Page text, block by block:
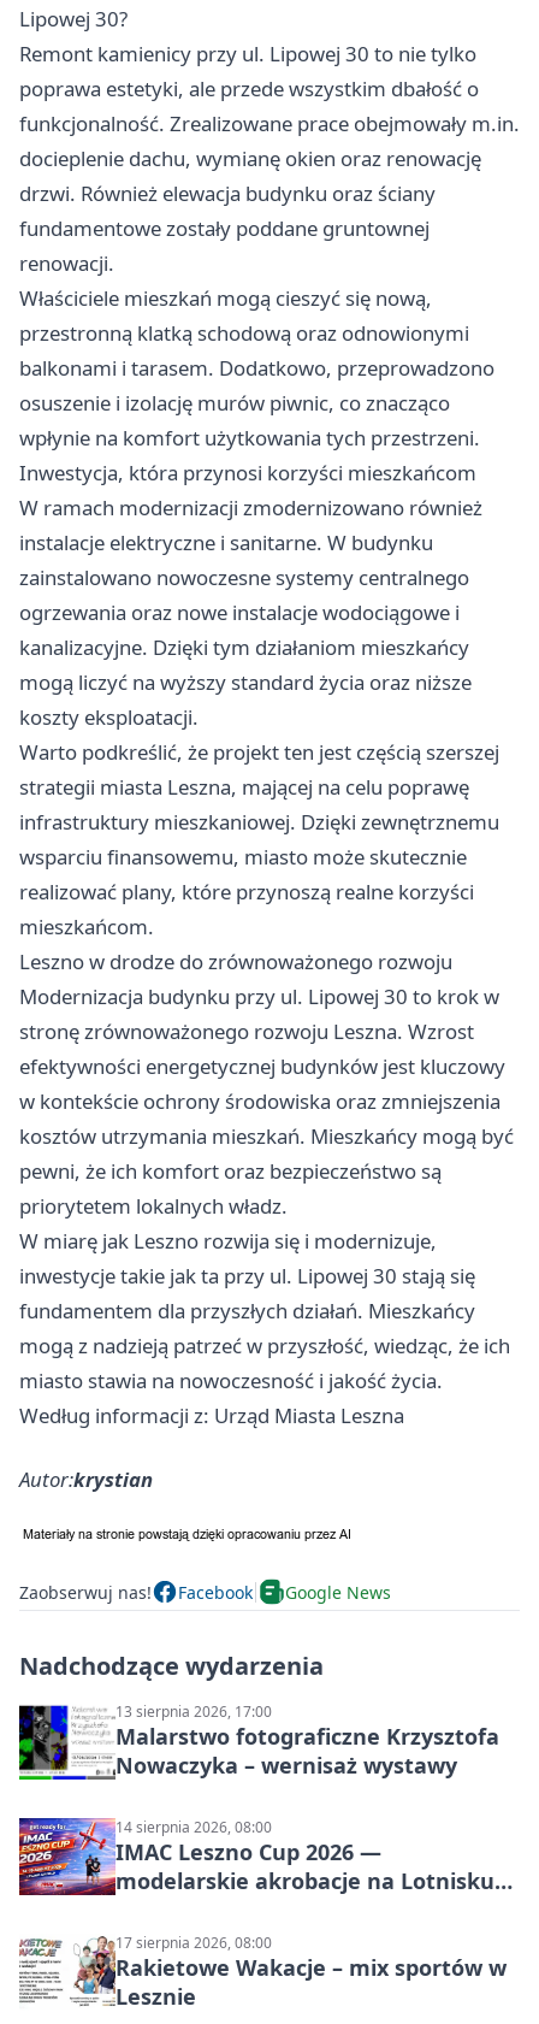
Lipowej 30?
Remont kamienicy przy ul. Lipowej 30 to nie tylko
poprawa estetyki, ale przede wszystkim dbałość o
funkcjonalność. Zrealizowane prace obejmowały m.in.
docieplenie dachu, wymianę okien oraz renowację
drzwi. Również elewacja budynku oraz ściany
fundamentowe zostały poddane gruntownej
renowacji.
Właściciele mieszkań mogą cieszyć się nową,
przestronną klatką schodową oraz odnowionymi
balkonami i tarasem. Dodatkowo, przeprowadzono
osuszenie i izolację murów piwnic, co znacząco
wpłynie na komfort użytkowania tych przestrzeni.
Inwestycja, która przynosi korzyści mieszkańcom
W ramach modernizacji zmodernizowano również
instalacje elektryczne i sanitarne. W budynku
zainstalowano nowoczesne systemy centralnego
ogrzewania oraz nowe instalacje wodociągowe i
kanalizacyjne. Dzięki tym działaniom mieszkańcy
mogą liczyć na wyższy standard życia oraz niższe
koszty eksploatacji.
Warto podkreślić, że projekt ten jest częścią szerszej
strategii miasta Leszna, mającej na celu poprawę
infrastruktury mieszkaniowej. Dzięki zewnętrznemu
wsparciu finansowemu, miasto może skutecznie
realizować plany, które przynoszą realne korzyści
mieszkańcom.
Lesznow drodze do zrównoważonego rozwoju
Modernizacja budynku przy ul. Lipowej 30 to krok w
stronę zrównoważonego rozwoju Leszna. Wzrost
efektywności energetycznej budynków jest kluczowy
w kontekście ochrony środowiska oraz zmniejszenia
kosztów utrzymania mieszkań. Mieszkańcy mogą być
pewni, że ich komfort oraz bezpieczeństwo są
priorytetem lokalnych władz.
W miarę jak Leszno rozwija się i modernizuje,
inwestycje takie jak ta przy ul. Lipowej 30 stają się
fundamentem dla przyszłych działań. Mieszkańcy
mogą z nadzieją patrzeć w przyszłość, wiedząc, że ich
miasto stawia na nowoczesność i jakość życia.
Według informacji z: Urząd Miasta Leszna
Autor:krystian
Zaobserwuj nas! Facebook Google News
Nadchodzące wydarzenia
13 sierpnia 2026, 17:00
Malarstwo fotograficzne Krzysztofa
Nowaczyka – wernisaż wystawy
14 sierpnia 2026, 08:00
IMAC Leszno Cup 2026 —
modelarskie akrobacje na Lotnisku
17 sierpnia 2026, 08:00
Rakietowe Wakacje – mix sportów w
Lesznie